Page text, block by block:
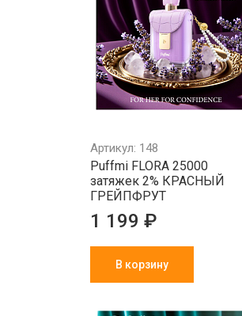
Артикул: 148
Puffmi FLORA 25000
затяжек 2% КРАСНЫЙ
ГРЕЙПФРУТ
1 199 ₽
В корзину